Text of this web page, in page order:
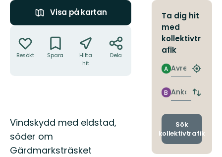
Visa på kartan
Besökt Spara
Hitta
hit
Dela
Beskrivning
Vindskydd med eldstad,
söder om
Gärdmarksträsket
Ta dig hit
med
kollektivtr
afik
Avresa
A
Hitta
Ankomst
B
Byt
och
Sök
kollektivtrafik